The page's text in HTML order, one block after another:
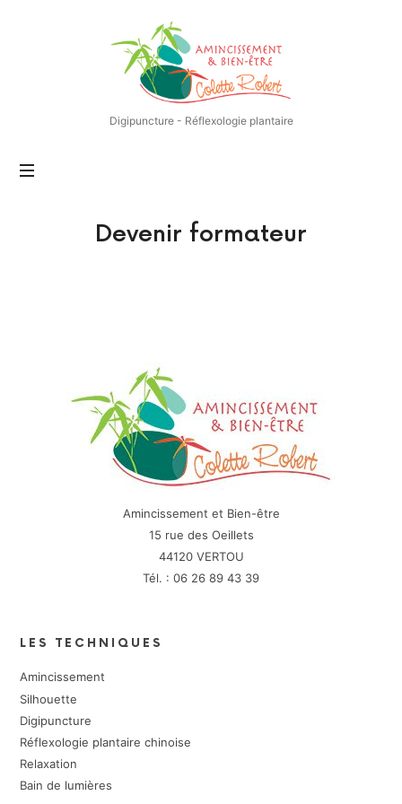
Centre
d'Amincissement
et
être
L4S
Digipuncture - Réflexologie plantaire
Devenir formateur
Amincissement et Bien-être
15 rue des Oeillets
44120 VERTOU
Tél. : 06 26 89 43 39
LES TECHNIQUES
Amincissement
Silhouette
Digipuncture
Réflexologie plantaire chinoise
Relaxation
Bain de lumières